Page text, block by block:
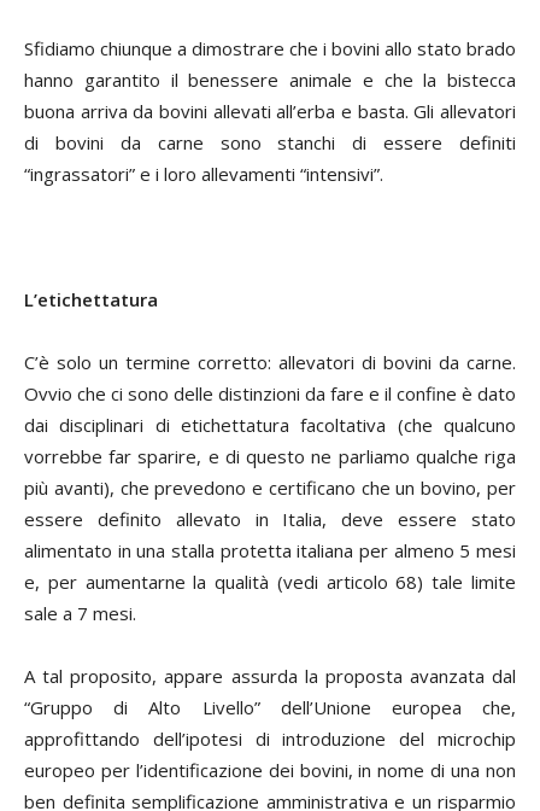
Sfidiamo chiunque a dimostrare che i bovini allo stato brado
hanno garantito il benessere animale e che la bistecca
buona arriva da bovini allevati all’erba e basta. Gli allevatori
di bovini da carne sono stanchi di essere definiti
“ingrassatori” e i loro allevamenti “intensivi”.
L’etichettatura
C’è solo un termine corretto: allevatori di bovini da carne.
Ovvio che ci sono delle distinzioni da fare e il confine è dato
dai disciplinari di etichettatura facoltativa (che qualcuno
vorrebbe far sparire, e di questo ne parliamo qualche riga
più avanti), che prevedono e certificano che un bovino, per
essere definito allevato in Italia, deve essere stato
alimentato in una stalla protetta italiana per almeno 5 mesi
e, per aumentarne la qualità (vedi articolo 68) tale limite
sale a 7 mesi.
A tal proposito, appare assurda la proposta avanzata dal
“Gruppo di Alto Livello” dell’Unione europea che,
approfittando dell’ipotesi di introduzione del microchip
europeo per l’identificazione dei bovini, in nome di una non
ben definita semplificazione amministrativa e un risparmio